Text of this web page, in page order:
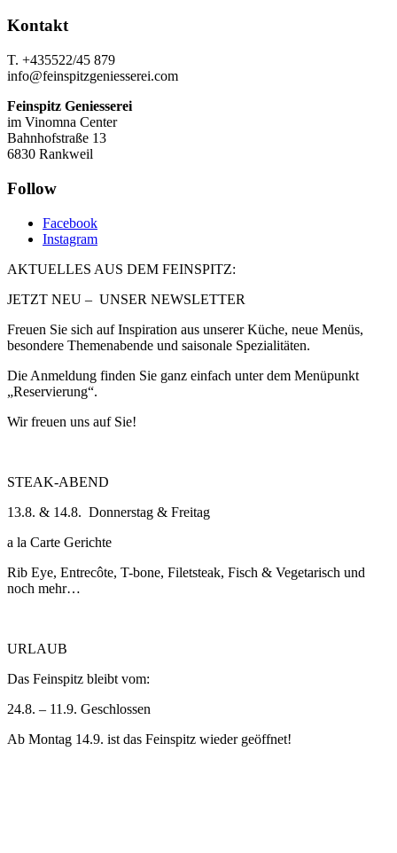
Kontakt
T. +435522/45 879
info@feinspitzgeniesserei.com
Feinspitz Geniesserei
im Vinomna Center
Bahnhofstraße 13
6830 Rankweil
Follow
Facebook
Instagram
AKTUELLES AUS DEM FEINSPITZ:
JETZT NEU – UNSER NEWSLETTER
Freuen Sie sich auf Inspiration aus unserer Küche, neue Menüs,
besondere Themenabende und saisonale Spezialitäten.
Die Anmeldung finden Sie ganz einfach unter dem Menüpunkt
„Reservierung“.
Wir freuen uns auf Sie!
STEAK-ABEND
13.8. & 14.8. Donnerstag & Freitag
a la Carte Gerichte
Rib Eye, Entrecôte, T-bone, Filetsteak, Fisch & Vegetarisch und
noch mehr…
URLAUB
Das Feinspitz bleibt vom:
24.8. – 11.9. Geschlossen
Ab Montag 14.9. ist das Feinspitz wieder geöffnet!